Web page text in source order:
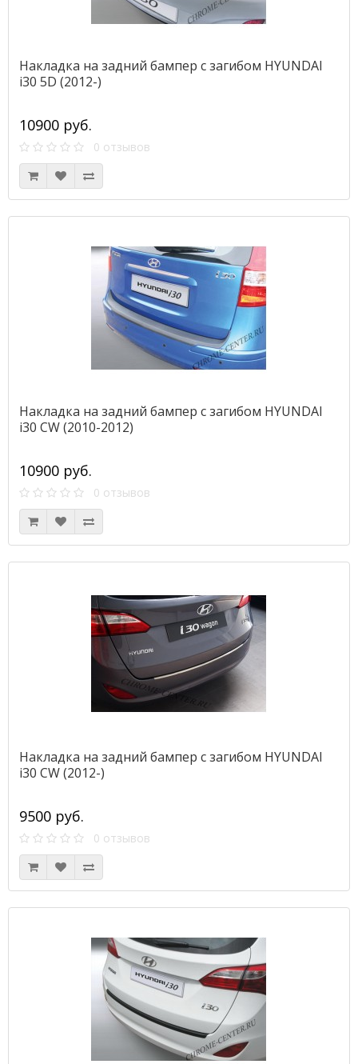
Накладка на задний бампер с загибом HYUNDAI
i30 5D (2012-)
10900 руб.
0 отзывов
Накладка на задний бампер с загибом HYUNDAI
i30 CW (2010-2012)
10900 руб.
0 отзывов
Накладка на задний бампер с загибом HYUNDAI
i30 CW (2012-)
9500 руб.
0 отзывов